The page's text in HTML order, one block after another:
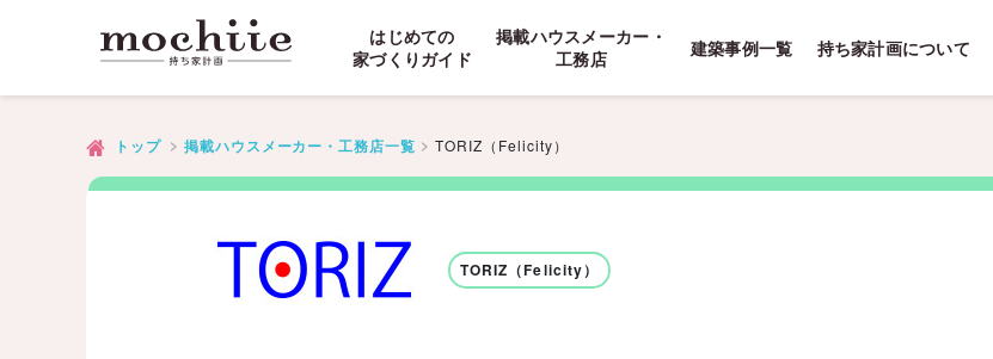
はじめての
家づくりガイド
掲載ハウスメーカー・
工務店
建築事例一覧 持ち家計画について
トップ 掲載ハウスメーカー・工務店一覧 TORIZ（Felicity）
TORIZ（Felicity）